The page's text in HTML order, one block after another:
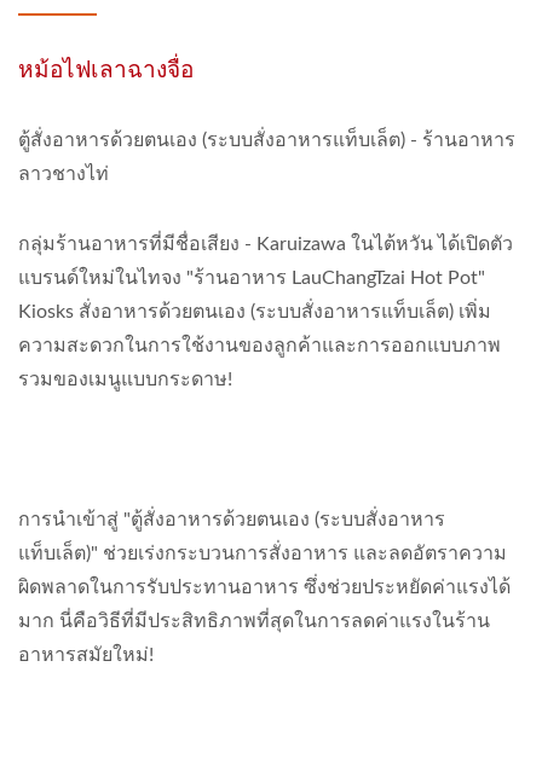
หม้อไฟเลาฉางจื่อ
ตู้สั่งอาหารด้วยตนเอง (ระบบสั่งอาหารแท็บเล็ต) - ร้านอาหาร
ลาวชางไท่
กลุ่มร้านอาหารที่มีชื่อเสียง - Karuizawa ในไต้หวัน ได้เปิดตัว
แบรนด์ใหม่ในไทจง "ร้านอาหาร LauChangTzai Hot Pot"
Kiosks สั่งอาหารด้วยตนเอง (ระบบสั่งอาหารแท็บเล็ต) เพิ่ม
ความสะดวกในการใช้งานของลูกค้าและการออกแบบภาพ
รวมของเมนูแบบกระดาษ!
การนำเข้าสู่ "ตู้สั่งอาหารด้วยตนเอง (ระบบสั่งอาหาร
แท็บเล็ต)" ช่วยเร่งกระบวนการสั่งอาหาร และลดอัตราความ
ผิดพลาดในการรับประทานอาหาร ซึ่งช่วยประหยัดค่าแรงได้
มาก นี่คือวิธีที่มีประสิทธิภาพที่สุดในการลดค่าแรงในร้าน
อาหารสมัยใหม่!